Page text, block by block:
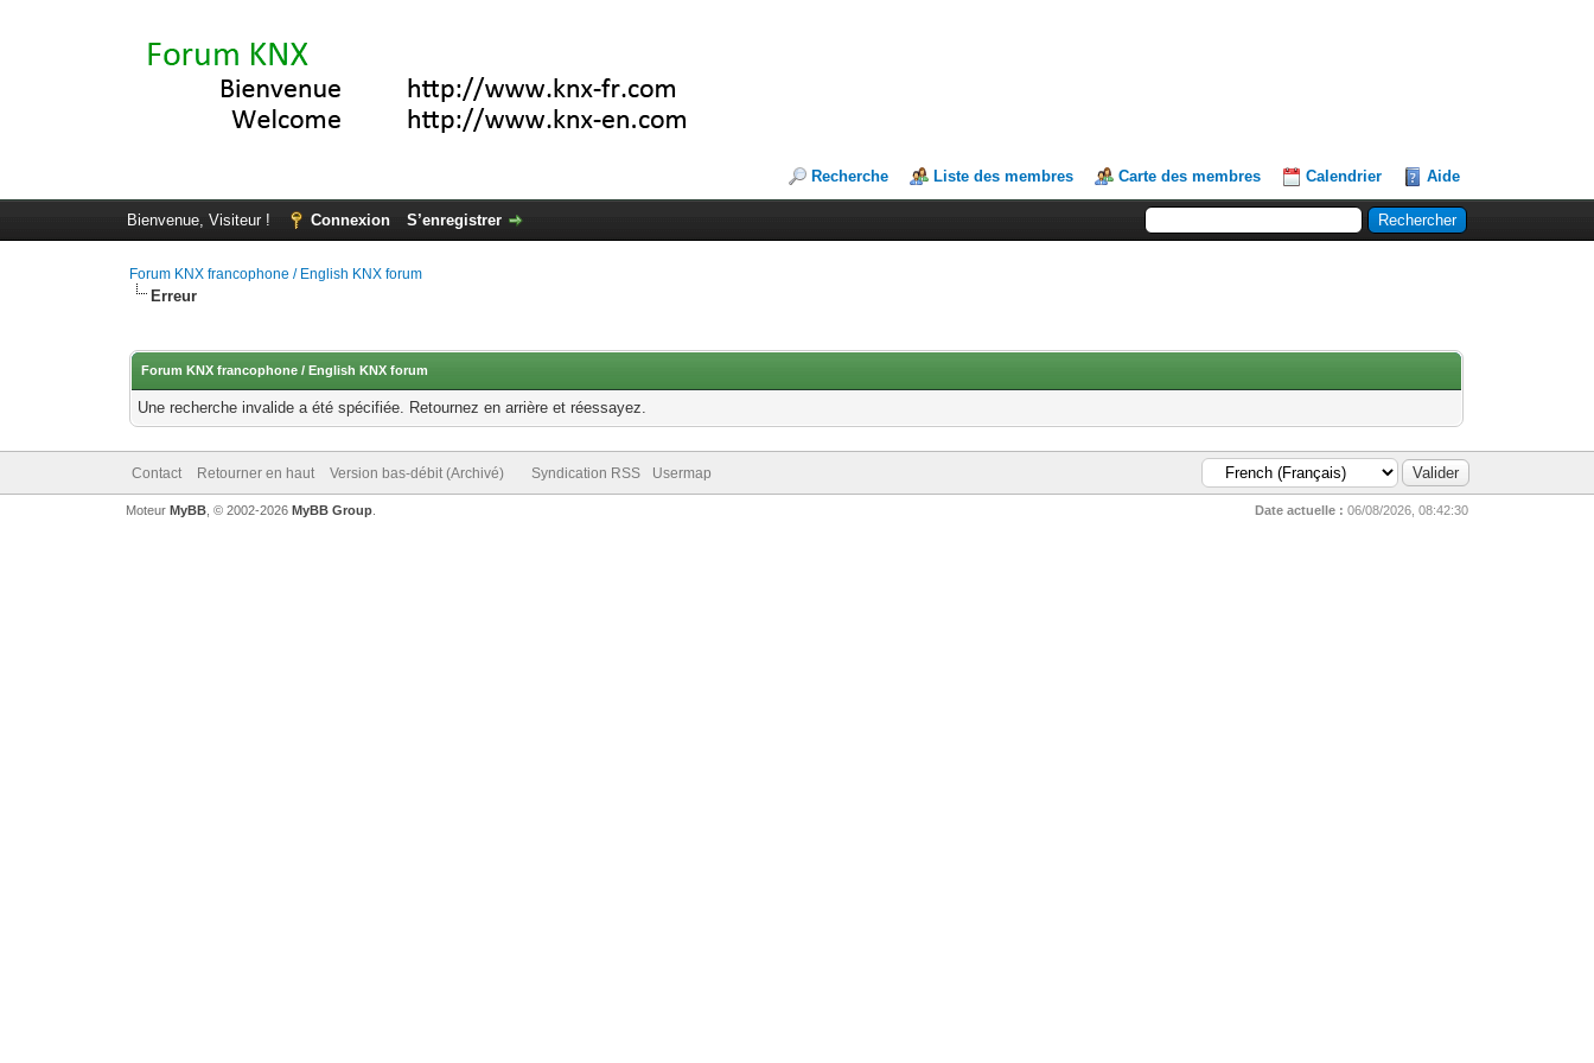
Recherche Liste des membres Carte des membres Calendrier Aide
Bienvenue, Visiteur ! Connexion S’enregistrer
Forum KNX francophone / English KNX forum
Erreur
Forum KNX francophone / English KNX forum
Une recherche invalide a été spécifiée. Retournez en arrière et réessayez.
Contact Retourner en haut Version bas-débit (Archivé) Syndication RSS Usermap
Date actuelle : 06/08/2026, 08:42:30
Moteur MyBB, © 2002-2026 MyBB Group.